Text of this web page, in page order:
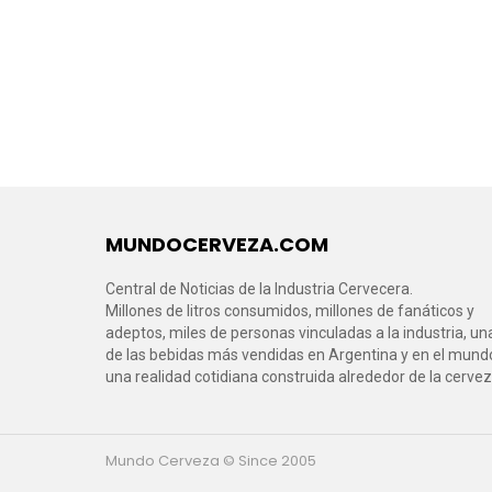
MUNDOCERVEZA.COM
Central de Noticias de la Industria Cervecera.
Millones de litros consumidos, millones de fanáticos y
adeptos, miles de personas vinculadas a la industria,
de las bebidas más vendidas en Argentina y en el
una realidad cotidiana construida alrededor de la
Mundo Cerveza © Since 2005